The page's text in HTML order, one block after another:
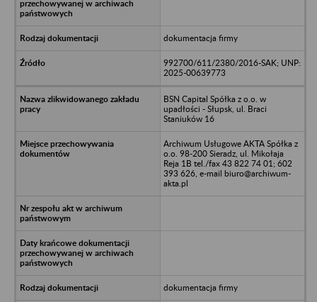
dokumentacja firmy
992700/611/2380/2016-SAK; UNP:
2025-00639773
BSN Capital Spółka z o.o. w
upadłości - Słupsk, ul. Braci
Staniuków 16
Archiwum Usługowe AKTA Spółka z
o.o. 98-200 Sieradz, ul. Mikołaja
Reja 1B tel./fax 43 822 74 01; 602
393 626, e-mail biuro@archiwum-
akta.pl
dokumentacja firmy